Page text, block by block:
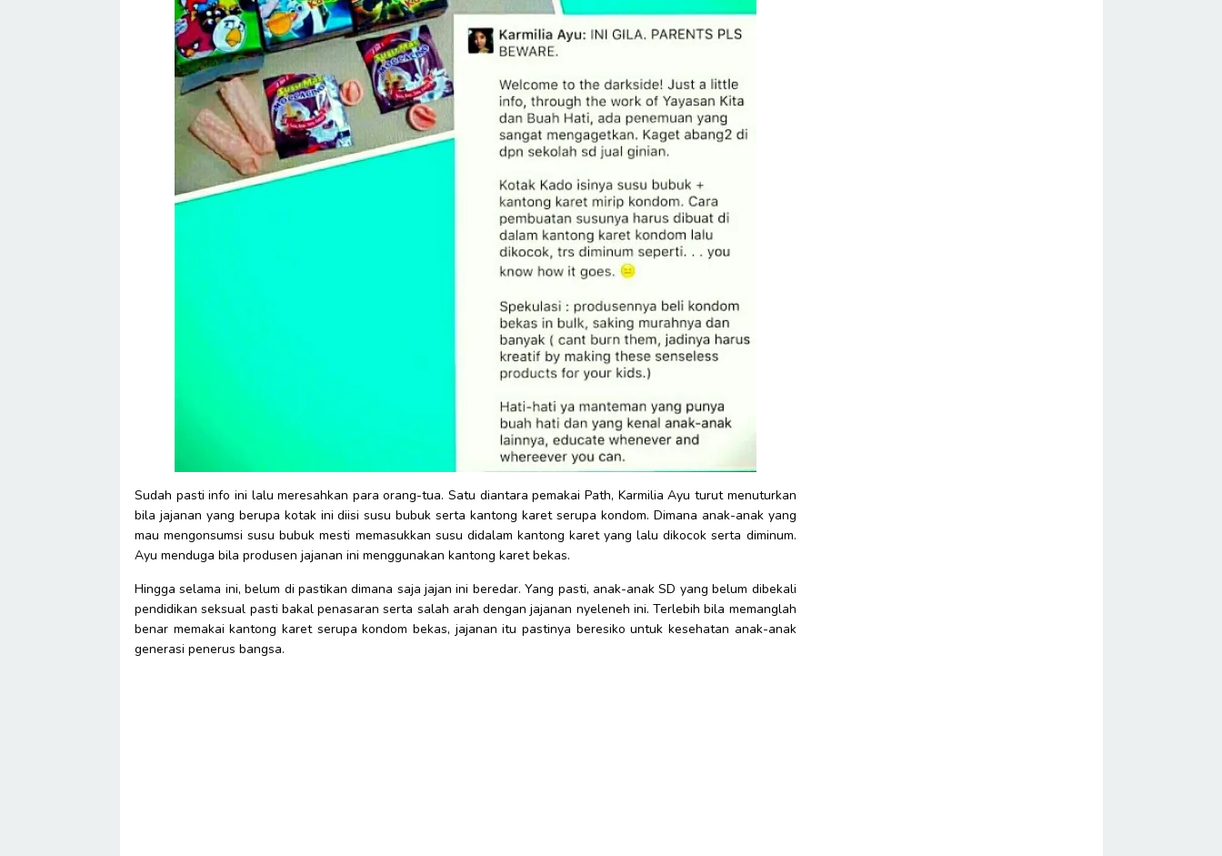
Sudah pasti info ini lalu meresahkan para orang-tua. Satu diantara pemakai Path, Karmilia Ayu turut menuturkan
bila jajanan yang berupa kotak ini diisi susu bubuk serta kantong karet serupa kondom. Dimana anak-anak yang
mau mengonsumsi susu bubuk mesti memasukkan susu didalam kantong karet yang lalu dikocok serta diminum.
Ayu menduga bila produsen jajanan ini menggunakan kantong karet bekas.
Hingga selama ini, belum di pastikan dimana saja jajan ini beredar. Yang pasti, anak-anak SD yang belum dibekali
pendidikan seksual pasti bakal penasaran serta salah arah dengan jajanan nyeleneh ini. Terlebih bila memanglah
benar memakai kantong karet serupa kondom bekas, jajanan itu pastinya beresiko untuk kesehatan anak-anak
generasi penerus bangsa.